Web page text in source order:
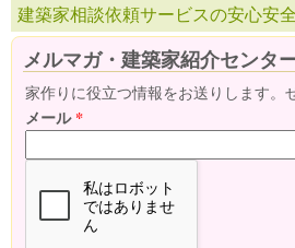
建築家相談依頼サービスの安心安
メルマガ・建築家紹介センタ
家作りに役立つ情報をお送りします。
メール*